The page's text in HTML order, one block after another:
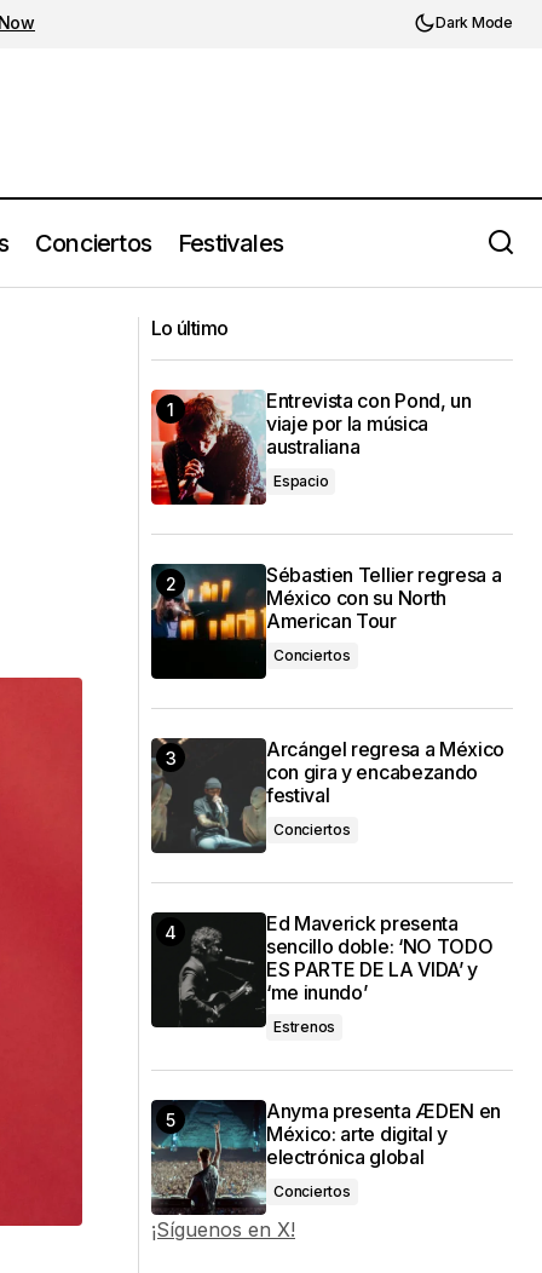
Dark Mode
Conciertos Festivales
Evanescence, Capital Cities, Morat,
Austin TV y más
Lo último
Entrevista con Pond, un
viaje por la música
australiana
Espacio
Sébastien Tellier regresa a
México con su North
American Tour
Conciertos
Arcángel regresa a México
con gira y encabezando
festival
Conciertos
Ed Maverick presenta
sencillo doble: ‘NO TODO
ES PARTE DE LA VIDA’ y
‘me inundo’
Estrenos
Anyma presenta ÆDEN en
México: arte digital y
electrónica global
Conciertos
¡Síguenos en X!